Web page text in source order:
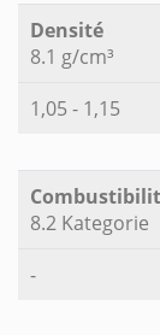
Densité
8.1 g/cm³
1,05 - 1,15
8.2 Kategorie
-